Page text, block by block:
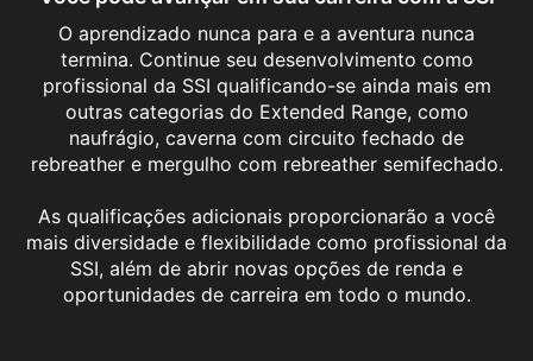
O aprendizado nunca para e a aventura nunca
termina. Continue seu desenvolvimento como
profissional da SSI qualificando-se ainda mais em
outras categorias do Extended Range, como
naufrágio, caverna com circuito fechado de
rebreather e mergulho com rebreather semifechado.
As qualificações adicionais proporcionarão a você
mais diversidade e flexibilidade como profissional da
SSI, além de abrir novas opções de renda e
oportunidades de carreira em todo o mundo.
Extended Range Wreck Diving Instructor